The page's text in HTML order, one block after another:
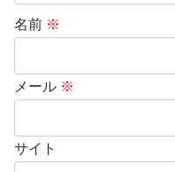
名前 ※
メール ※
サイト